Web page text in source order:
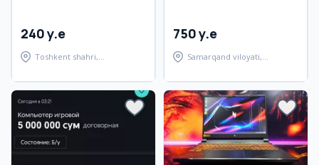
240 y.e
Toshkent shahri,
750 y.e
Samarqand viloyati,